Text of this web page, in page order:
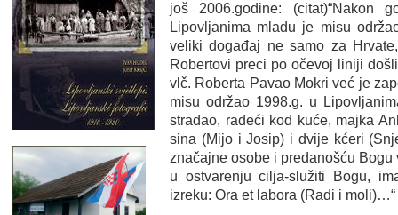
još 2006.godine: (citat)“Nakon
Lipovljanima mladu je misu
veliki događaj ne samo za
Robertovi preci po očevoj liniji
vlč. Roberta Pavao Mokri već je
misu održao 1998.g. u
stradao, radeći kod kuće, majka
sina (Mijo i Josip) i dvije kćeri
značajne osobe i predanošću
u ostvarenju cilja-služiti Bogu,
izreku: Ora et labora (Radi i